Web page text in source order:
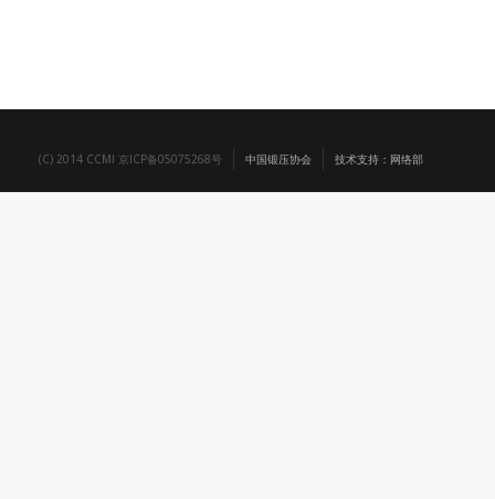
(C) 2014 CCMI 京ICP备05075268号 中国锻压协会 技术支持：网络部